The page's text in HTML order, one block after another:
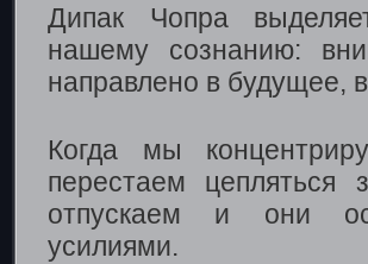
Дипак Чопра
нашему сознанию:
направлено в будущее,
Когда мы
перестаем
отпускаем и они
усилиями.